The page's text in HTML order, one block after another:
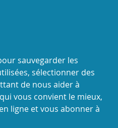
sauvegarder les
sélectionner des
de nous aider à
vous convient le mieux,
ligne et vous abonner à